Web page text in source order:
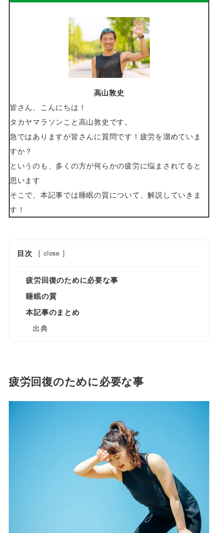
高山敦史
皆さん、こんにちは！
タカヤマラソンこと高山敦史です。
急ではありますが皆さんに質問です！疲労を溜めていま
すか？
というのも、多くの方が何らかの疲労に悩まされてると
思います
そこで、本記事では睡眠の質について、解説していきま
す！
目次 [ close ]
疲労回復のために必要な事
睡眠の質
本記事のまとめ
出典
疲労回復のために必要な事